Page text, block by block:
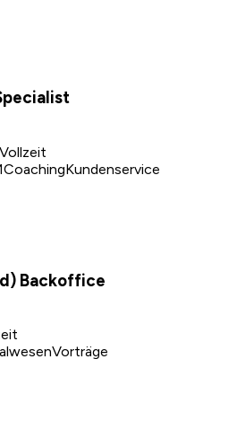
Vollzeit
CoachingKundenservice
Backoffice
Vorträge